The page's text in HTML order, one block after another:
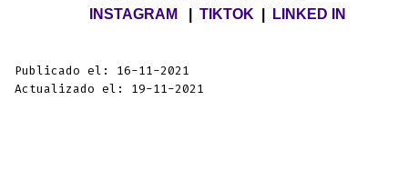
INSTAGRAM
TIKTOK LINKED IN
Publicado el: 16-11-2021
Actualizado el: 19-11-2021